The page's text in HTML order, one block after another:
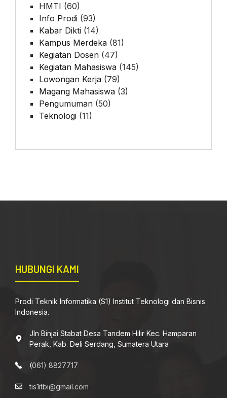
HMTI (60)
Info Prodi (93)
Kabar Dikti (14)
Kampus Merdeka (81)
Kegiatan Dosen (47)
Kegiatan Mahasiswa (145)
Lowongan Kerja (79)
Magang Mahasiswa (3)
Pengumuman (50)
Teknologi (11)
HUBUNGI KAMI
Prodi Teknik Informatika (S1) Institut Teknologi dan Bisnis
Indonesia.
Jln Binjai Stabat Desa Tandem Hilir Kec. Hamparan
Perak, Kab. Deli Serdang, Sumatera Utara
(061) 8827717
tis1itbi@gmail.com